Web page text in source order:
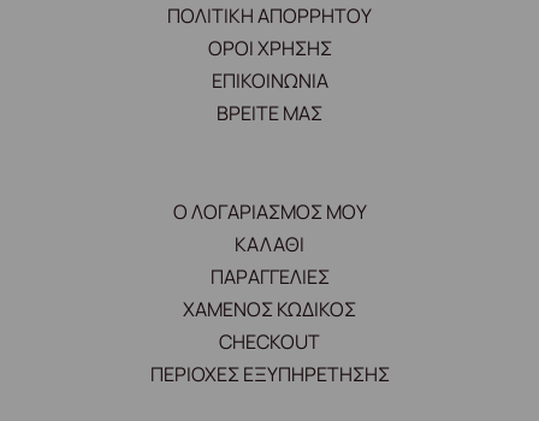
ΠΟΛΙΤΙΚΗ ΑΠΟΡΡΗΤΟΥ
ΟΡΟΙ ΧΡΗΣΗΣ
ΕΠΙΚΟΙΝΩΝΙΑ
ΒΡΕΙΤΕ ΜΑΣ
Ο ΛΟΓΑΡΙΑΣΜΟΣ ΜΟΥ
ΚΑΛΑΘΙ
ΠΑΡΑΓΓΕΛΙΕΣ
ΧΑΜΕΝΟΣ ΚΩΔΙΚΟΣ
CHECKOUT
ΠΕΡΙΟΧΕΣ ΕΞΥΠΗΡΕΤΗΣΗΣ